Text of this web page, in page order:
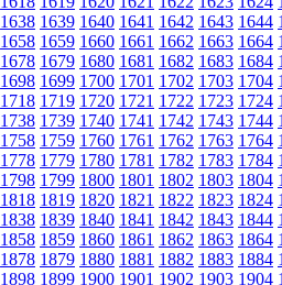
1638 1639 1640 1641 1642 1643 1644
1658 1659 1660 1661 1662 1663 1664
1678 1679 1680 1681 1682 1683 1684
1698 1699 1700 1701 1702 1703 1704
1718 1719 1720 1721 1722 1723 1724
1738 1739 1740 1741 1742 1743 1744
1758 1759 1760 1761 1762 1763 1764
1778 1779 1780 1781 1782 1783 1784
1798 1799 1800 1801 1802 1803 1804
1818 1819 1820 1821 1822 1823 1824
1838 1839 1840 1841 1842 1843 1844
1858 1859 1860 1861 1862 1863 1864
1878 1879 1880 1881 1882 1883 1884
1898 1899 1900 1901 1902 1903 1904